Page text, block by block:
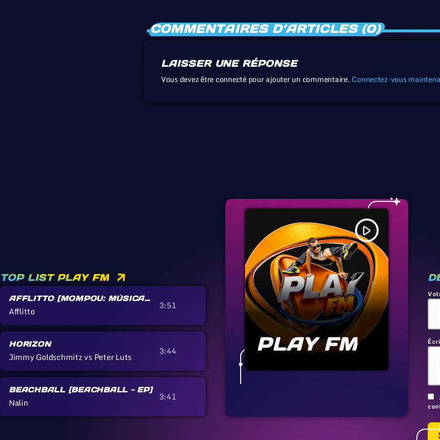
COMMENTAIRES D’ARTICLES (0)
LAISSER UNE RÉPONSE
Vous devez être connecté pour ajouter un commentaire. Connectez-vous
TOP LIST PLAY FM
AFFLITTO [MOMPOU: MÚSICA
CALLADA]
Afflitto 3:51
HORIZON
Jimmy Goldschmitz vs Peter Luts 3:44
BEACHBALL [BEACHBALL - EP]
Nalin 3:41
play_arrow
PLAY FM